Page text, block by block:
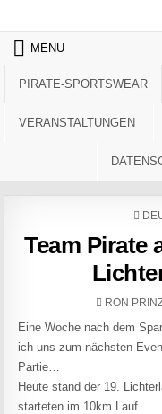
MENU
PIRATE-SPORTSWEAR
VERANSTALTUNGEN
Team Pirate
AUTHOR:
RON
Eine Woche nach dem
ich uns zum nächsten
Partie…
Heute stand der 19.
starteten im 10km Lauf.